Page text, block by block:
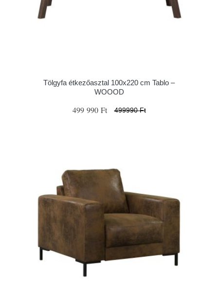
Tölgyfa étkezőasztal 100x220 cm Tablo –
WOOOD
499 990 Ft 499990 Ft